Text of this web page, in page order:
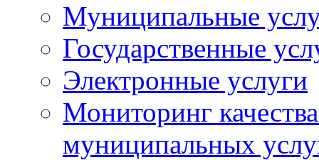
Муниципальные
Государственные
Электронные услуги
Мониторинг
муниципальных